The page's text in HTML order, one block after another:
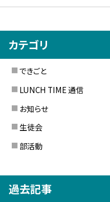
カテゴリ
できごと
LUNCH TIME 通信
お知らせ
生徒会
部活動
過去記事